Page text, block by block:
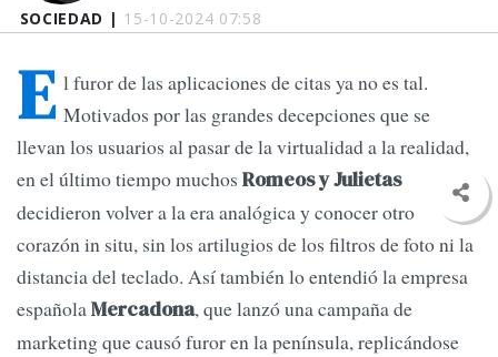
SOCIEDAD | 15-10-2024 07:58
E l furor de las aplicaciones de citas ya no es tal.
Motivados por las grandes decepciones que se
llevan los usuarios al pasar de la virtualidad a la realidad,
en el último tiempo muchos Romeos y Julietas
decidieron volver a la era analógica y conocer otro
corazón in situ, sin los artilugios de los filtros de foto ni la
distancia del teclado. Así también lo entendió la empresa
españolaMercadona, que lanzó una campaña de
marketing que causó furor en la península, replicándose